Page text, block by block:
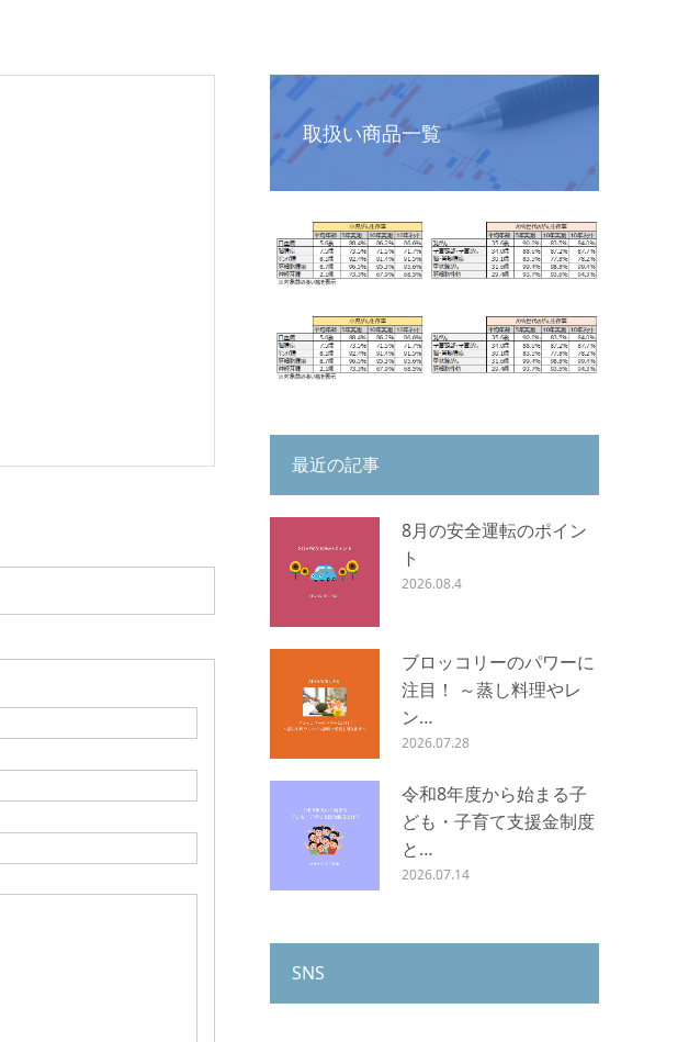
取扱い商品一覧
最近の記事
8月の安全運転のポイン
ト
2026.08.4
ブロッコリーのパワーに
注目！ ～蒸し料理やレ
ン…
2026.07.28
令和8年度から始まる子
ども・子育て支援金制度
と…
2026.07.14
SNS